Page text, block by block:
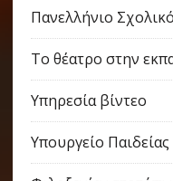
Πανελλήνιο
Το θέατρο στην
Υπηρεσία βίντεο
Υπουργείο Παιδείας